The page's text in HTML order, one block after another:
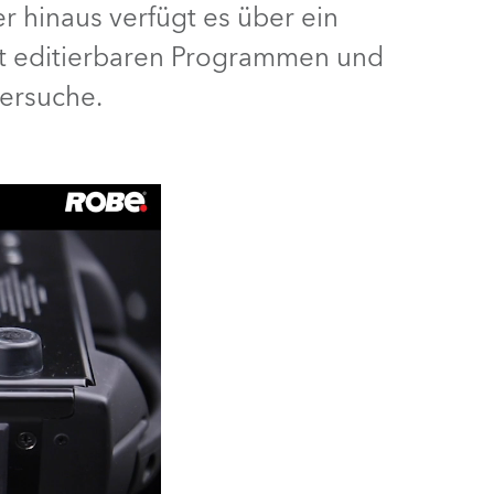
Deutschland
Internationaler Vertrieb
Europa
Russischsprachige Gebiete
Lateinamerika
Business Development
hinaus verfügt es über ein
editierbaren Programmen und